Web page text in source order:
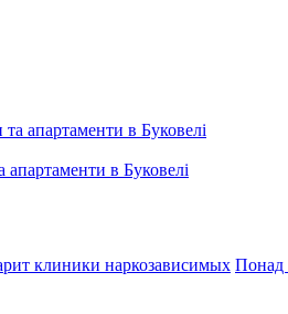
в Буковелі
клиники наркозависимых Понад